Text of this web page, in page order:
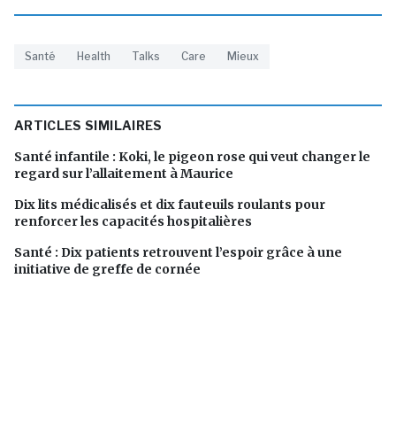
Santé Health Talks Care Mieux
ARTICLES SIMILAIRES
Santé infantile : Koki, le pigeon rose qui veut changer le
regard sur l’allaitement à Maurice
Dix lits médicalisés et dix fauteuils roulants pour
renforcer les capacités hospitalières
Santé : Dix patients retrouvent l’espoir grâce à une
initiative de greffe de cornée